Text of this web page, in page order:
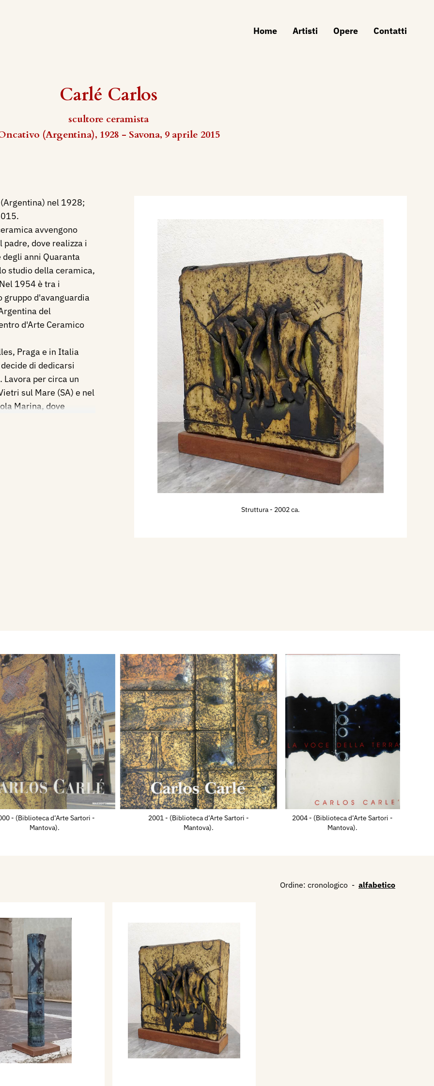
Home Artisti Opere Contatti
Carlé Carlos
scultore ceramista
(Argentina), 1928 - Savona, 9 aprile 2015
Struttura - 2002 ca.
nel 1928;
avvengono
dove realizza i
anni Quaranta
studio della ceramica,
1954 è tra i
d'avanguardia
del
d'Arte Ceramico
Praga e in Italia
di dedicarsi
per circa un
sul Mare (SA) e nel
Marina, dove
artistiche che lì
in Europa. Nel 1991
Suzzara (MN).
opere alla collettiva
Kyushu in
Savona gli dedica una
Priamar.
Art Museum in
dopo invitato per il
a realizzare una
della città. Nel
Marina l'Oscar
della IV
Ceramica al Cairo in
di
è presente con
Ceramica a due
ed al “Icheon World
2005 è invitato ad
di Roccavignale
viene ordinato
è invitato alla mostra
di Certaldo (FI).
Santa Caterina di
- (Biblioteca d’Arte Sartori -
Mantova).
2001 - (Biblioteca d’Arte Sartori -
Mantova).
2004 - (Biblioteca d’Arte Sartori -
Mantova).
Ordine: cronologico - alfabetico